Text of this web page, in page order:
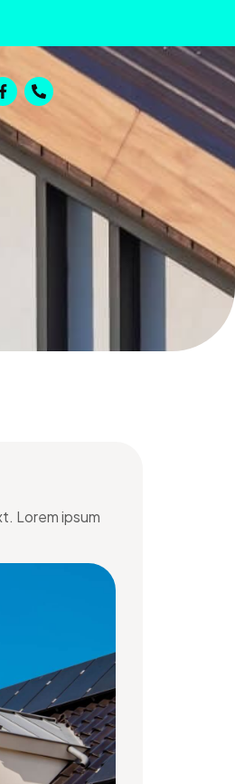
Lorem ipsum